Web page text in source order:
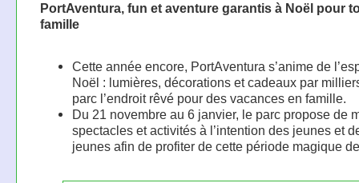
PortAventura, fun et aventure garantis à Noël pour
famille
Cette année encore, PortAventura s’anime de
Noël : lumières, décorations et cadeaux par
parc l’endroit rêvé pour des vacances en famille.
Du 21 novembre au 6 janvier, le parc propose de
spectacles et activités à l’intention des jeunes et
jeunes afin de profiter de cette période magique